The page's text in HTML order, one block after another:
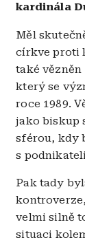
kardinála
Měl
církve proti
také vězněn
který se
roce 1989.
jako biskup
sférou, kdy
s
Pak tady
velmi silně
situaci